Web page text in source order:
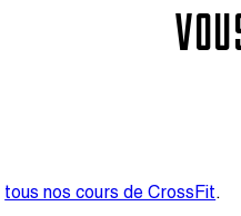
tous nos cours de CrossFit.